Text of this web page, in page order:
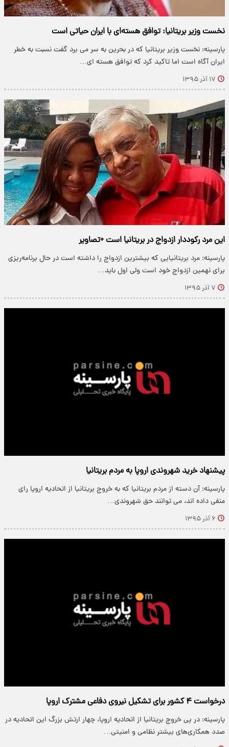
نخست وزیر بریتانیا: توافق هسته‌ای با ایران حیاتی است
پارسینه: نخست وزیر بریتانیا که در بحرین به سر می برد گفت نسبت به خطر
ایران آگاه است اما تاکید کرد که توافق هسته ای…
۱۷ آذر ۱۳۹۵
این مرد رکوددار ازدواج در بریتانیا است +تصاویر
پارسینه: مرد بریتانیایی که بیشترین ازدواج را داشته است در حال برنامه‌ریزی
برای نهمین ازدواج خود است ولی اول باید…
۷ آذر ۱۳۹۵
پیشنهاد خرید شهروندی اروپا به مردم بریتانیا
پارسینه: آن دسته از مردم بریتانیا که به خروج بریتانیا از اتحادیه اروپا رای
منفی داده اند، می توانند حق شهروندی…
۶ آذر ۱۳۹۵
درخواست ۴ کشور برای تشکیل نیروی دفاعی مشترک اروپا
پارسینه: در پی خروج بریتانیا از اتحادیه اروپا، چهار ارتش بزرگ این اتحادیه در
صدد همکاری‌های بیشتر نظامی و امنیتی…